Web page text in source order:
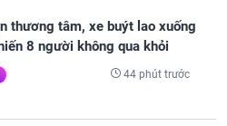
thương tâm, xe buýt lao xuống
8 người không qua khỏi
44 phút trước